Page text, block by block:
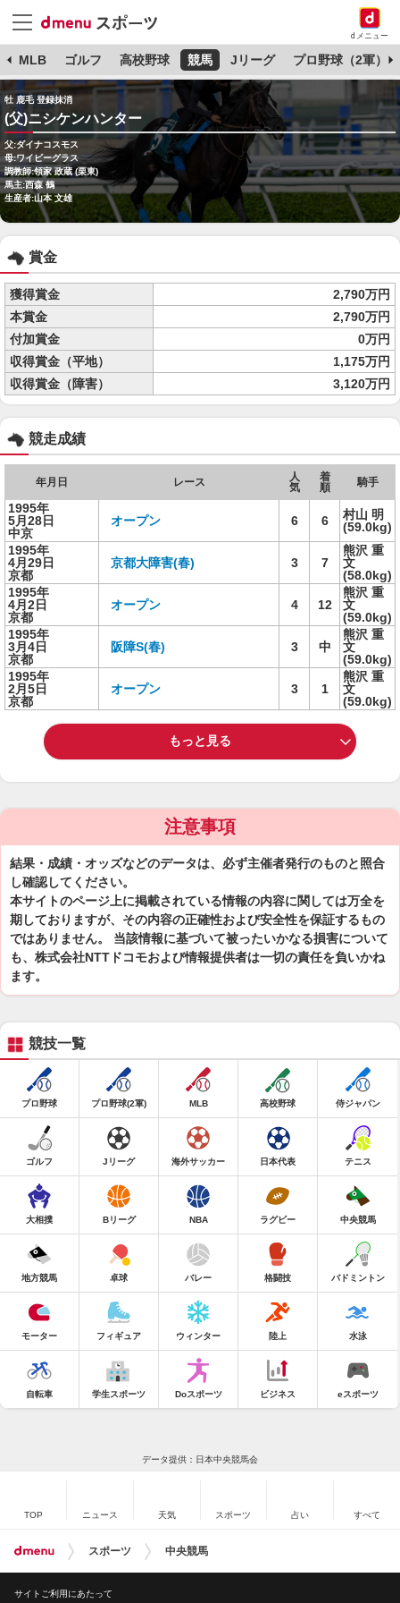
dメニュー
MLB ゴルフ 高校野球 競馬 Jリーグ プロ野球（2軍）
牡 鹿毛 登録抹消
(父)ニシケンハンター
父:ダイナコスモス
母:ワイビーグラス
調教師:領家 政蔵 (栗東)
馬主:西森 鶴
生産者:山本 文雄
賞金
獲得賞金
2,790万円
本賞金
2,790万円
付加賞金
0万円
収得賞金（平地）
1,175万円
収得賞金（障害）
3,120万円
競走成績
年月日 レース
人
気
着
順
騎手
1995年
5月28日
中京
オープン 6 6
村山 明
(59.0kg)
1995年
4月29日
京都
京都大障害(春) 3 7
熊沢 重
文
(58.0kg)
1995年
4月2日
京都
オープン 4 12
熊沢 重
文
(59.0kg)
1995年
3月4日
京都
阪障S(春) 3 中
熊沢 重
文
(59.0kg)
1995年
2月5日
京都
オープン 3 1
熊沢 重
文
(59.0kg)
もっと見る
注意事項
結果・成績・オッズなどのデータは、必ず主催者発行のものと照合
し確認してください。
本サイトのページ上に掲載されている情報の内容に関しては万全を
期しておりますが、その内容の正確性および安全性を保証するもの
ではありません。 当該情報に基づいて被ったいかなる損害について
も、株式会社NTTドコモおよび情報提供者は一切の責任を負いかね
ます。
競技一覧
プロ野球 プロ野球(2軍) MLB 高校野球 侍ジャパン
ゴルフ Jリーグ 海外サッカー 日本代表 テニス
大相撲 Bリーグ NBA ラグビー 中央競馬
地方競馬 卓球 バレー 格闘技 バドミントン
モーター フィギュア ウィンター 陸上 水泳
自転車 学生スポーツ Doスポーツ ビジネス eスポーツ
データ提供：日本中央競馬会
TOP ニュース 天気 スポーツ 占い すべて
スポーツ 中央競馬
サイトご利用にあたって